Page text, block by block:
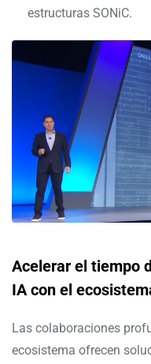
estructuras SONiC.
Acelerar el tiempo
IA con el
Las colaboraciones
ecosistema ofrecen